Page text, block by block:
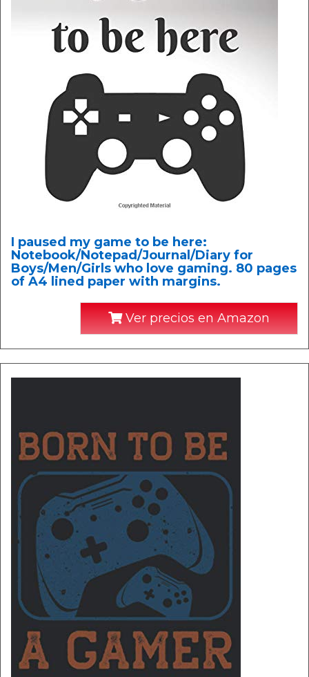
I paused my game to be here:
Notebook/Notepad/Journal/Diary for
Boys/Men/Girls who love gaming. 80 pages
of A4 lined paper with margins.
Ver precios en Amazon